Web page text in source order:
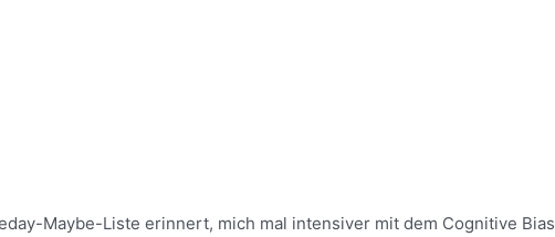
Maybe-Liste erinnert, mich mal intensiver mit dem Cognitive Bias